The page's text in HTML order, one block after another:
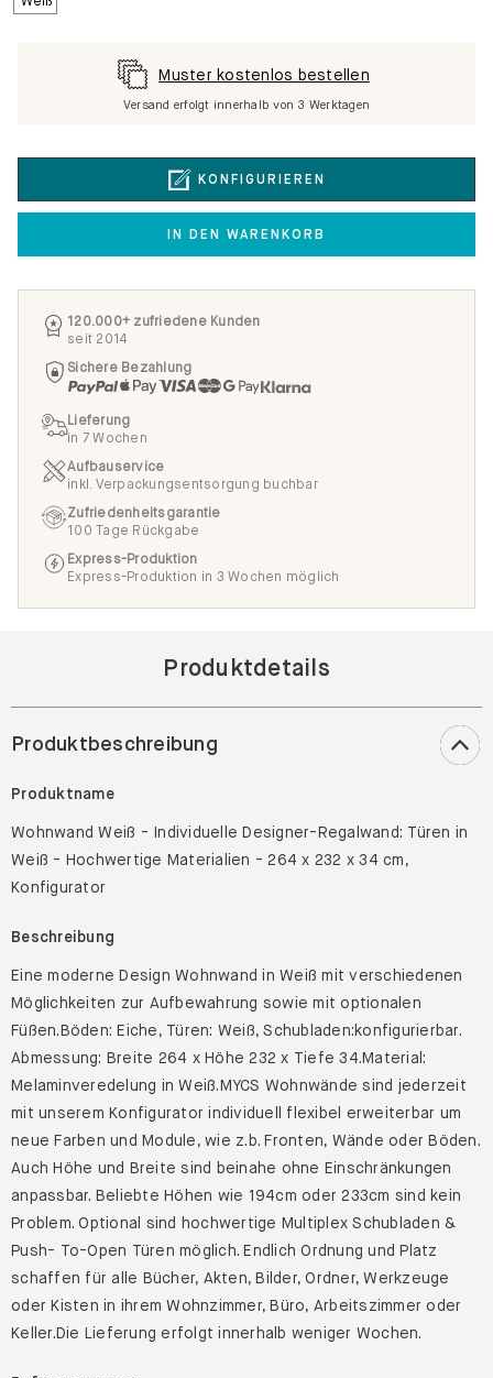
KONFIGURIEREN
IN DEN WARENKORB
Muster kostenlos bestellen
Versand erfolgt innerhalb von 3 Werktagen
120.000+ zufriedene Kunden
seit 2014
Sichere Bezahlung
Lieferung
in 7 Wochen
Aufbauservice
inkl. Verpackungsentsorgung buchbar
Zufriedenheitsgarantie
100 Tage Rückgabe
Express-Produktion
Express-Produktion in 3 Wochen möglich
Produktdetails
Produktbeschreibung
Produktname
Wohnwand Weiß - Individuelle Designer-Regalwand: Türen in
Weiß - Hochwertige Materialien - 264 x 232 x 34 cm,
Konfigurator
Beschreibung
Eine moderne Design Wohnwand in Weiß mit verschiedenen
Möglichkeiten zur Aufbewahrung sowie mit optionalen
Füßen.Böden: Eiche, Türen: Weiß, Schubladen:konfigurierbar.
Abmessung: Breite 264 x Höhe 232 x Tiefe 34.Material:
Melaminveredelung in Weiß.MYCS Wohnwände sind jederzeit
mit unserem Konfigurator individuell flexibel erweiterbar um
neue Farben und Module, wie z.b. Fronten, Wände oder Böden.
Auch Höhe und Breite sind beinahe ohne Einschränkungen
anpassbar. Beliebte Höhen wie 194cm oder 233cm sind kein
Problem. Optional sind hochwertige Multiplex Schubladen &
Push- To-Open Türen möglich. Endlich Ordnung und Platz
schaffen für alle Bücher, Akten, Bilder, Ordner, Werkzeuge
oder Kisten in ihrem Wohnzimmer, Büro, Arbeitszimmer oder
Keller.Die Lieferung erfolgt innerhalb weniger Wochen.